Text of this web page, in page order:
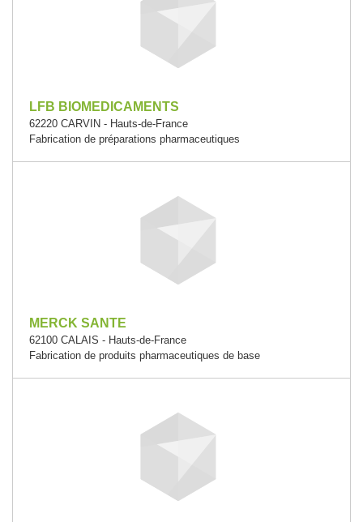
LFB BIOMEDICAMENTS
62220 CARVIN - Hauts-de-France
Fabrication de préparations pharmaceutiques
MERCK SANTE
62100 CALAIS - Hauts-de-France
Fabrication de produits pharmaceutiques de base